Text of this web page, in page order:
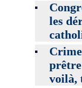
les
prêtre
voilà,